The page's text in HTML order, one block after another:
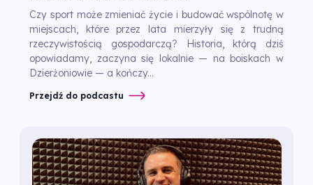
Czy sport może zmieniać życie i budować wspólnotę w
miejscach, które przez lata mierzyły się z trudną
rzeczywistością gospodarczą? Historia, którą dziś
opowiadamy, zaczyna się lokalnie — na boiskach w
Dzierżoniowie — a kończy...
Przejdź do podcastu